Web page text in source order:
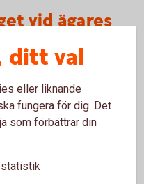
vid ägares
genom att ta ett
alternativ är att makan
blir då delägare.
makan ersätts med
Det kan till
eller
ditt val
eller liknande
fungera för dig. Det
som förbättrar din
statistik